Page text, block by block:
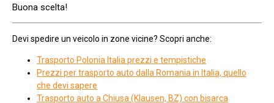
Buona scelta!
Devi spedire un veicolo in zone vicine? Scopri anche:
Trasporto Polonia Italia prezzi e tempistiche
Prezzi per trasporto auto dalla Romania in Italia, quello
che devi sapere
Trasporto auto a Chiusa (Klausen, BZ) con bisarca